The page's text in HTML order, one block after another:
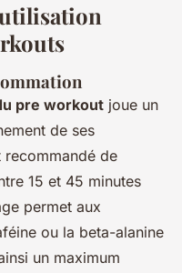
pre workout joue un
de ses
recommandé de
15 et 45 minutes
permet aux
ou la beta-alanine
un maximum